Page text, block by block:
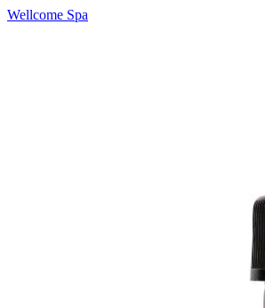
Wellcome Spa